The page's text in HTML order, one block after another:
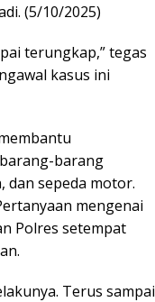
(5/10/2025)
terungkap,” tegas
kasus ini
barang
dan sepeda motor.
mengenai
Polres setempat
Terus sampai